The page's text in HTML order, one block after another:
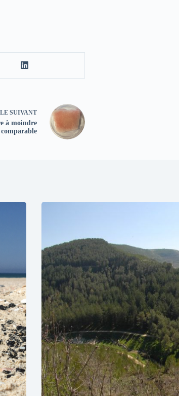
SUIVANT
à moindre